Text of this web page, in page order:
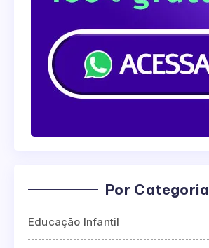
Por Categoria
Educação Infantil